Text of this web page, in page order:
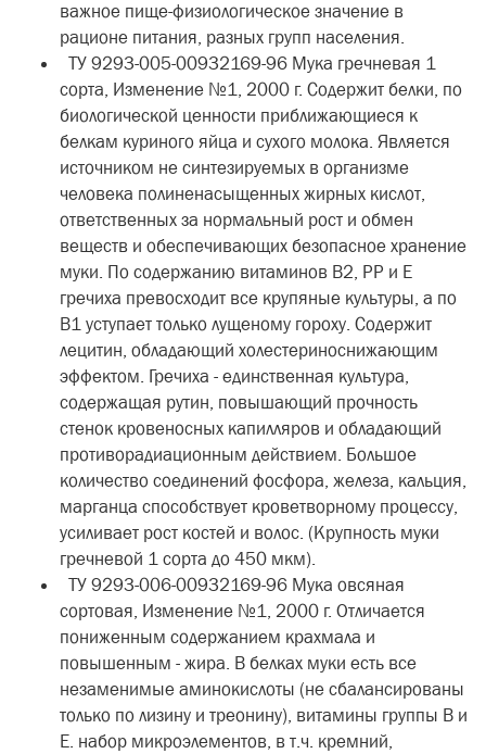
важное пище-физиологическое значение в
рационе питания, разных групп населения.
ТУ 9293-005-00932169-96 Мука гречневая 1
сорта, Изменение №1, 2000 г. Содержит белки, по
биологической ценности приближающиеся к
белкам куриного яйца и сухого молока. Является
источником не синтезируемых в организме
человека полиненасыщенных жирных кислот,
ответственных за нормальный рост и обмен
веществ и обеспечивающих безопасное хранение
муки. По содержанию витаминов В2, РР и Е
гречиха превосходит все крупяные культуры, а по
В1 уступает только лущеному гороху. Содержит
лецитин, обладающий холестериноснижающим
эффектом. Гречиха - единственная культура,
содержащая рутин, повышающий прочность
стенок кровеносных капилляров и обладающий
противорадиационным действием. Большое
количество соединений фосфора, железа, кальция,
марганца способствует кроветворному процессу,
усиливает рост костей и волос. (Крупность муки
гречневой 1 сорта до 450 мкм).
ТУ 9293-006-00932169-96 Мука овсяная
сортовая, Изменение №1, 2000 г. Отличается
пониженным содержанием крахмала и
повышенным - жира. В белках муки есть все
незаменимые аминокислоты (не сбалансированы
только по лизину и треонину), витамины группы В и
Е. набор микроэлементов, в т.ч. кремний,